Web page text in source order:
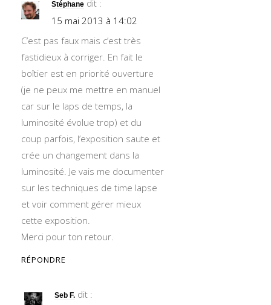
Stéphane dit :
15 mai 2013 à 14:02
C’est pas faux mais c’est très
fastidieux à corriger. En fait le
boîtier est en priorité ouverture
(je ne peux me mettre en manuel
car sur le laps de temps, la
luminosité évolue trop) et du
coup parfois, l’exposition saute et
crée un changement dans la
luminosité. Je vais me documenter
sur les techniques de time lapse
et voir comment gérer mieux
cette exposition.
Merci pour ton retour.
RÉPONDRE
Seb F. dit :